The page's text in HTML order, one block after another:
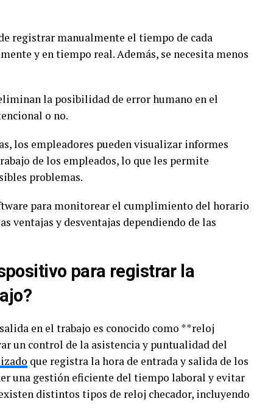
registrar manualmente el tiempo de cada
y en tiempo real. Además, se necesita menos
la posibilidad de error humano en el
o no.
los empleadores pueden visualizar informes
de los empleados, lo que les permite
problemas.
para monitorear el cumplimiento del horario
ventajas y desventajas dependiendo de las
para registrar la
en el trabajo es conocido como **reloj
un control de la asistencia y puntualidad del
que registra la hora de entrada y salida de los
una gestión eficiente del tiempo laboral y evitar
distintos tipos de reloj checador, incluyendo